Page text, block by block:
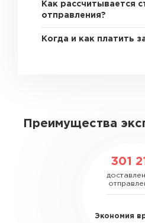
Как рассчитывается
отправления?
Когда и как платить
Преимущества
301
Экономия